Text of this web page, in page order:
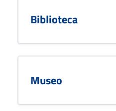
Biblioteca
Museo